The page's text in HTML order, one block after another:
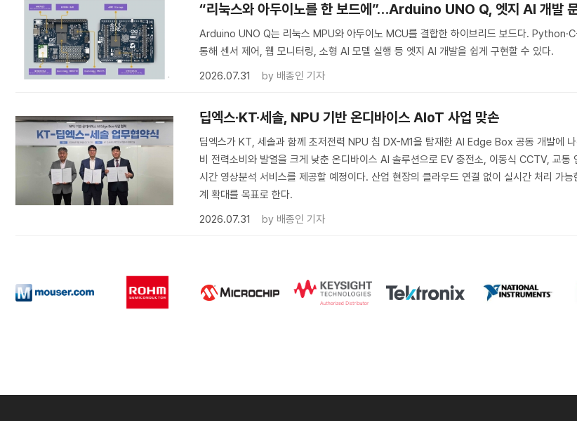
“리눅스와 아두이노를 한 보드에”…Arduino UNO Q, 엣지 AI 개발
Arduino UNO Q는 리눅스 MPU와 아두이노 MCU를 결합한 하이브리드 보드다.
통해 센서 제어, 웹 모니터링, 소형 AI 모델 실행 등 엣지 AI 개발을 쉽게 구현할 수 있다.
2026.07.31
by 배종인 기자
딥엑스·KT·세솔, NPU 기반 온디바이스 AIoT 사업 맞손
딥엑스가 KT, 세솔과 함께 초저전력 NPU 칩 DX-M1을 탑재한 AI Edge Box 공동 개발에
비 전력소비와 발열을 크게 낮춘 온디바이스 AI 솔루션으로 EV 충전소, 이동식 CCTV, 교통
시간 영상분석 서비스를 제공할 예정이다. 산업 현장의 클라우드 연결 없이 실시간 처리 가능
계 확대를 목표로 한다.
2026.07.31
by 배종인 기자